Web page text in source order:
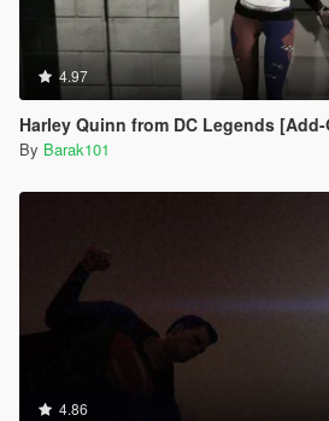
4.97
Harley Quinn from DC Legends [Add-
By Barak101
4.86